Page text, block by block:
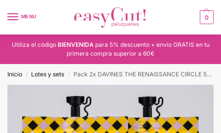
MENU 0
Utiliza el código BIENVENIDApara 5% descuento + envío GRATIS en tu
primera compra superior a 60€
Inicio / Lotes y sets / Pack 2x DAVINES THE RENAISSANCE CIRCLE 50ml